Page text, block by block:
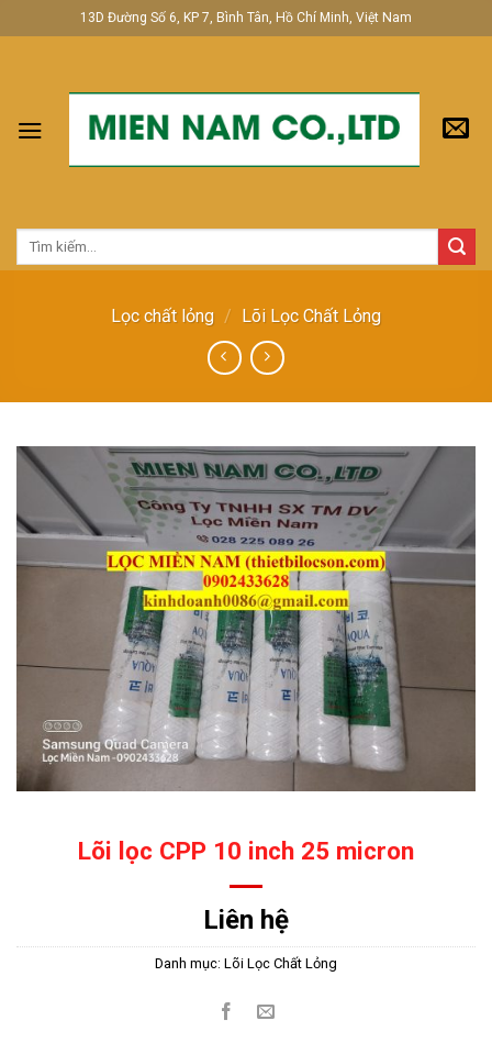
to
13D Đường Số 6, KP 7, Bình Tân, Hồ Chí Minh, Việt Nam
Tìm
Lọc chất lỏng / Lõi Lọc Chất Lỏng
Lõi lọc CPP 10 inch 25 micron
Liên hệ
Danh mục: Lõi Lọc Chất Lỏng